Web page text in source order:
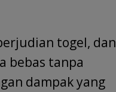
togel, dan
bebas tanpa
dampak yang